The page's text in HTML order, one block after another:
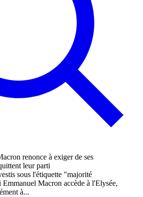
sous l'étiquette "majorité
Macron accède à l'Elysée,
à...